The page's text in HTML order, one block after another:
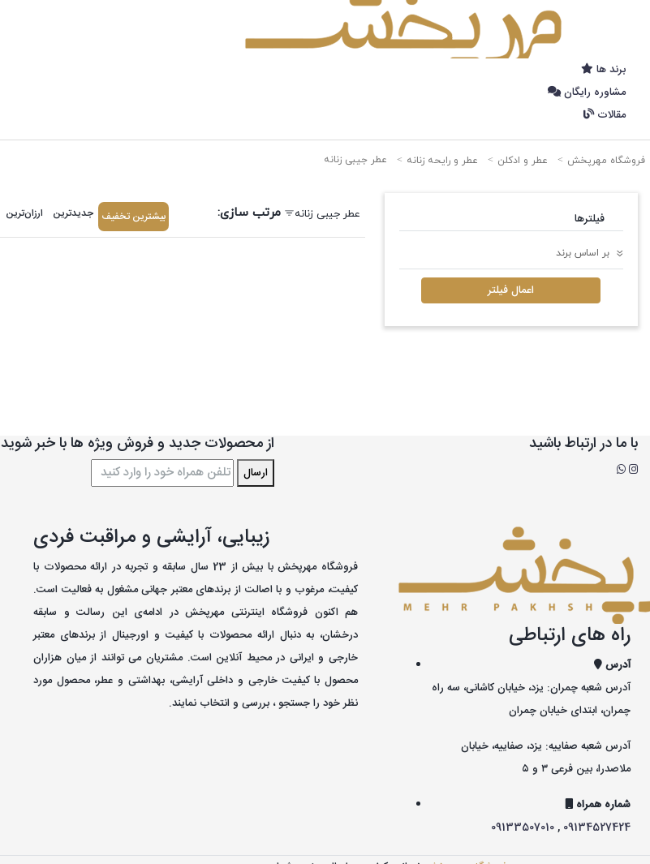
برند ها
مشاوره رایگان
مقالات
فروشگاه مهرپخش عطر و ادکلن عطر و رایحه زنانه عطر جیبی زنانه
عطر جیبی زنانه مرتب سازی: بیشترین تخفیف جدیدترین ارزان‌ترین فیلترها
بر اساس برند
اعمال فیلتر
از محصولات جدید و فروش ویژه ها با خبر شوید
ارسال
با ما در ارتباط باشید
راه های ارتباطی
آدرس
آدرس شعبه چمران: یزد، خیابان کاشانی، سه راه
چمران، ابتدای خیابان چمران
آدرس شعبه صفاییه: یزد، صفاییه، خیابان
ملاصدرا، بین فرعی ۳ و ۵
شماره همراه
09133507010, 09134527424
زیبایی، آرایشی و مراقبت فردی
فروشگاه مهرپخش با بیش از 23 سال سابقه و تجربه در ارائه محصولات با
کيفيت، مرغوب و با اصالت از برندهای معتبر جهانی مشغول به فعاليت است.
هم اکنون فروشگاه اینترنتی مهرپخش در ادامه‌ی اين رسالت و سابقه
درخشان، به دنبال ارائه محصولات با کيفيت و اورجينال از برندهای معتبر
خارجی و ايرانی در محيط آنلاين است. مشتريان می توانند از ميان هزاران
محصول با کيفيت خارجی و داخلی آرایشی، بهداشتی و عطر، محصول مورد
نظر خود را جستجو ، بررسی و انتخاب نمايند.